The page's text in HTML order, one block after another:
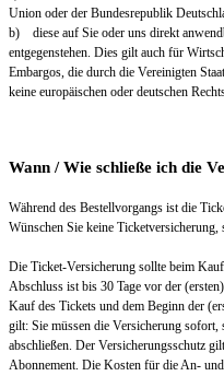
Union oder der Bundesrepublik
b) diese auf Sie oder uns direkt
entgegenstehen. Dies gilt auch für
Embargos, die durch die Vereinigten
keine europäischen oder deutschen
Wann / Wie schließe ich die
Während des Bestellvorgangs ist die
Wünschen Sie keine Ticketversicherung,
Die Ticket-Versicherung sollte beim
Abschluss ist bis 30 Tage vor der
Kauf des Tickets und dem Beginn der
gilt: Sie müssen die Versicherung sofort,
abschließen. Der Versicherungsschutz
Abonnement. Die Kosten für die An-